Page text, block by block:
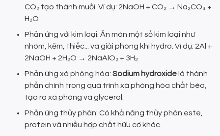
CO₂ tạo thành muối. Ví dụ: 2NaOH + CO₂ → Na₂CO₃ +
H₂O
Phản ứng với kim loại: Ăn mòn một số kim loại như
nhôm, kẽm, thiếc... và giải phóng khí hydro. Ví dụ: 2Al +
2NaOH + 2H₂O → 2NaAlO₂ + 3H₂
Phản ứng xà phòng hóa: Sodium hydroxide là thành
phần chính trong quá trình xà phòng hóa chất béo,
tạo ra xà phòng và glycerol.
Phản ứng thủy phân: Có khả năng thủy phân este,
protein và nhiều hợp chất hữu cơ khác.